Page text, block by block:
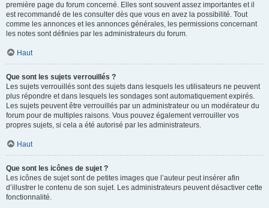
première page du forum concerné. Elles sont souvent assez importantes et il
est recommandé de les consulter dès que vous en avez la possibilité. Tout
comme les annonces et les annonces générales, les permissions concernant
les notes sont définies par les administrateurs du forum.
Haut
Que sont les sujets verrouillés ?
Les sujets verrouillés sont des sujets dans lesquels les utilisateurs ne peuvent
plus répondre et dans lesquels les sondages sont automatiquement expirés.
Les sujets peuvent être verrouillés par un administrateur ou un modérateur du
forum pour de multiples raisons. Vous pouvez également verrouiller vos
propres sujets, si cela a été autorisé par les administrateurs.
Haut
Que sont les icônes de sujet ?
Les icônes de sujet sont de petites images que l’auteur peut insérer afin
d’illustrer le contenu de son sujet. Les administrateurs peuvent désactiver cette
fonctionnalité.